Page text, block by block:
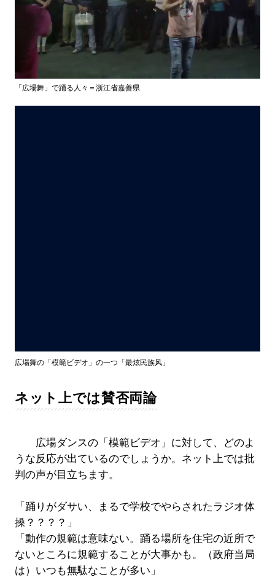
「広場舞」で踊る人々＝浙江省嘉善県
広場舞の「模範ビデオ」の一つ「最炫民族风」
ネット上では賛否両論
広場ダンスの「模範ビデオ」に対して、どのよ
うな反応が出ているのでしょうか。ネット上では批
判の声が目立ちます。
「踊りがダサい、まるで学校でやらされたラジオ体
操？？？？」
「動作の規範は意味ない。踊る場所を住宅の近所で
ないところに規範することが大事かも。（政府当局
は）いつも無駄なことが多い」